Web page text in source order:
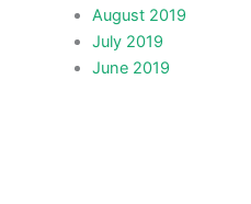
August 2019
July 2019
June 2019